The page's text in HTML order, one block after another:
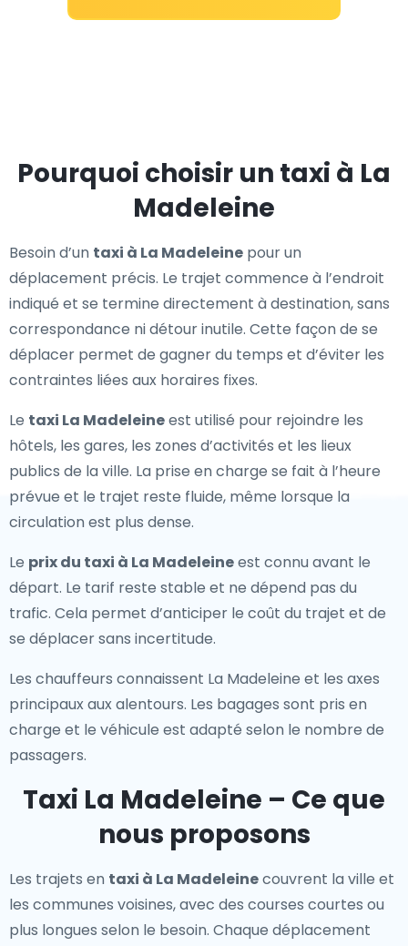
Pourquoi choisir un taxi à La
Madeleine
Besoin d’un taxi à La Madeleine pour un
déplacement précis. Le trajet commence à l’endroit
indiqué et se termine directement à destination, sans
correspondance ni détour inutile. Cette façon de se
déplacer permet de gagner du temps et d’éviter les
contraintes liées aux horaires fixes.
Le taxi La Madeleineest utilisé pour rejoindre les
hôtels, les gares, les zones d’activités et les lieux
publics de la ville. La prise en charge se fait à l’heure
prévue et le trajet reste fluide, même lorsque la
circulation est plus dense.
Le prix du taxi à La Madeleineest connu avant le
départ. Le tarif reste stable et ne dépend pas du
trafic. Cela permet d’anticiper le coût du trajet et de
se déplacer sans incertitude.
Les chauffeurs connaissent La Madeleine et les axes
principaux aux alentours. Les bagages sont pris en
charge et le véhicule est adapté selon le nombre de
passagers.
Taxi La Madeleine – Ce que
nous proposons
Les trajets en taxi à La Madeleinecouvrent la ville et
les communes voisines, avec des courses courtes ou
plus longues selon le besoin. Chaque déplacement